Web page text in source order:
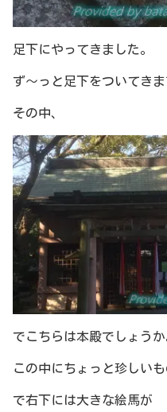
足下にやってきました。
ず～っと足下をついてきま
その中、
でこちらは本殿でしょうか
この中にちょっと珍しいも
で右下には大きな絵馬が